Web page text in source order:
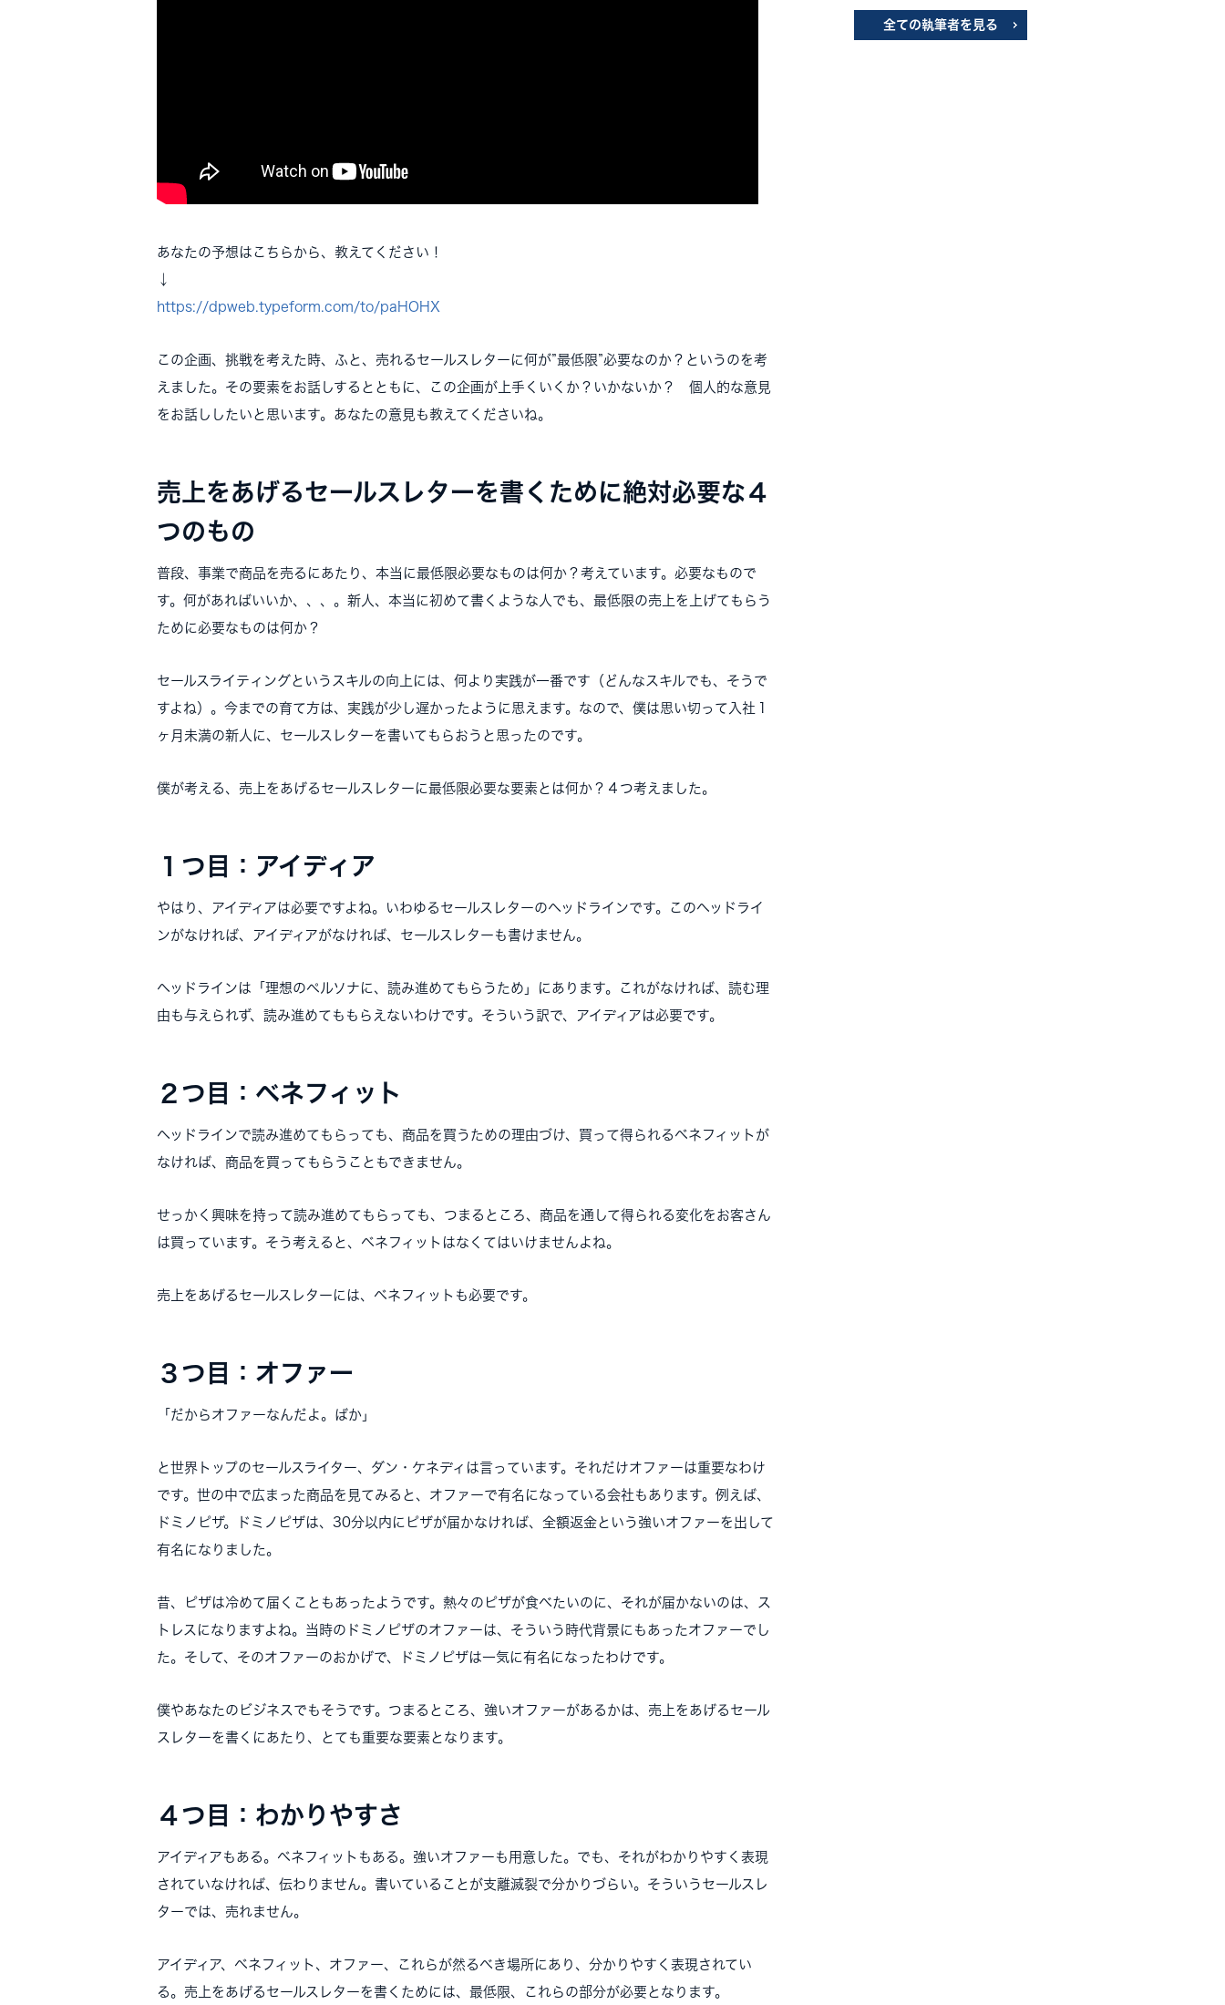
あなたの予想はこちらから、教えてください！
↓
https://dpweb.typeform.com/to/paHOHX
この企画、挑戦を考えた時、ふと、売れるセールスレターに何が”最低限”必要なのか？というのを考
えました。その要素をお話しするとともに、この企画が上手くいくか？いかないか？ 個人的な意見
をお話ししたいと思います。あなたの意見も教えてくださいね。
売上をあげるセールスレターを書くために絶対必要な４
つのもの
普段、事業で商品を売るにあたり、本当に最低限必要なものは何か？考えています。必要なもので
す。何があればいいか、、、。新人、本当に初めて書くような人でも、最低限の売上を上げてもらう
ために必要なものは何か？
セールスライティングというスキルの向上には、何より実践が一番です（どんなスキルでも、そうで
すよね）。今までの育て方は、実践が少し遅かったように思えます。なので、僕は思い切って入社１
ヶ月未満の新人に、セールスレターを書いてもらおうと思ったのです。
僕が考える、売上をあげるセールスレターに最低限必要な要素とは何か？４つ考えました。
１つ目：アイディア
やはり、アイディアは必要ですよね。いわゆるセールスレターのヘッドラインです。このヘッドライ
ンがなければ、アイディアがなければ、セールスレターも書けません。
ヘッドラインは「理想のペルソナに、読み進めてもらうため」にあります。これがなければ、読む理
由も与えられず、読み進めてももらえないわけです。そういう訳で、アイディアは必要です。
２つ目：ベネフィット
ヘッドラインで読み進めてもらっても、商品を買うための理由づけ、買って得られるベネフィットが
なければ、商品を買ってもらうこともできません。
せっかく興味を持って読み進めてもらっても、つまるところ、商品を通して得られる変化をお客さん
は買っています。そう考えると、ベネフィットはなくてはいけませんよね。
売上をあげるセールスレターには、ベネフィットも必要です。
３つ目：オファー
「だからオファーなんだよ。ばか」
と世界トップのセールスライター、ダン・ケネディは言っています。それだけオファーは重要なわけ
です。世の中で広まった商品を見てみると、オファーで有名になっている会社もあります。例えば、
ドミノピザ。ドミノピザは、30分以内にピザが届かなければ、全額返金という強いオファーを出して
有名になりました。
昔、ピザは冷めて届くこともあったようです。熱々のピザが食べたいのに、それが届かないのは、ス
トレスになりますよね。当時のドミノピザのオファーは、そういう時代背景にもあったオファーでし
た。そして、そのオファーのおかげで、ドミノピザは一気に有名になったわけです。
僕やあなたのビジネスでもそうです。つまるところ、強いオファーがあるかは、売上をあげるセール
スレターを書くにあたり、とても重要な要素となります。
４つ目：わかりやすさ
アイディアもある。ベネフィットもある。強いオファーも用意した。でも、それがわかりやすく表現
されていなければ、伝わりません。書いていることが支離滅裂で分かりづらい。そういうセールスレ
ターでは、売れません。
アイディア、ベネフィット、オファー、これらが然るべき場所にあり、分かりやすく表現されてい
る。売上をあげるセールスレターを書くためには、最低限、これらの部分が必要となります。
全ての執筆者を見る